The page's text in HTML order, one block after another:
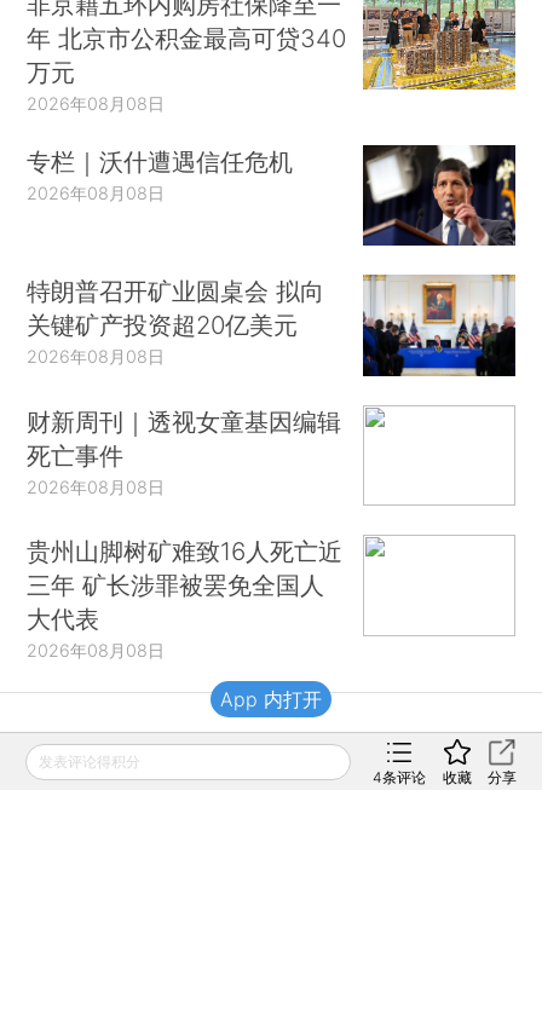
年 北京市公积金最高可贷340
万元
2026年08月08日
专栏｜沃什遭遇信任危机
2026年08月08日
特朗普召开矿业圆桌会 拟向
关键矿产投资超20亿美元
2026年08月08日
财新周刊｜透视女童基因编辑
死亡事件
2026年08月08日
贵州山脚树矿难致16人死亡近
三年 矿长涉罪被罢免全国人
大代表
2026年08月08日
财新移动
发表评论得积分
4条评论 收藏 分享
App 内打开